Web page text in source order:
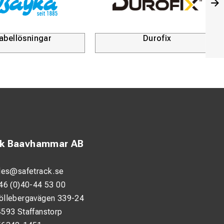
Durofix
Baavhammar AB
(0)40-44 53 00
339-24
Staffanstorp